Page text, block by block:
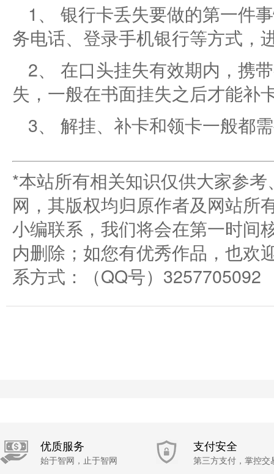
1、 银行卡丢失要做的第一件
务电话、登录手机银行等方式，
2、 在口头挂失有效期内，携
失，一般在书面挂失之后才能补
3、 解挂、补卡和领卡一般都
*本站所有相关知识仅供大家参
网，其版权均归原作者及网站所
小编联系，我们将会在第一时间
内删除；如您有优秀作品，也欢
系方式：（QQ号）3257705092
优质服务
始于智网，止于智网
支付安全
第三方支付，掌控交